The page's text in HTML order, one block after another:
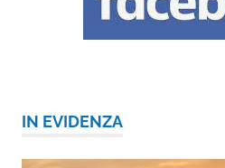
IN EVIDENZA